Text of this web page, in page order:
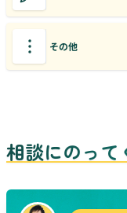
その他
相談にのって